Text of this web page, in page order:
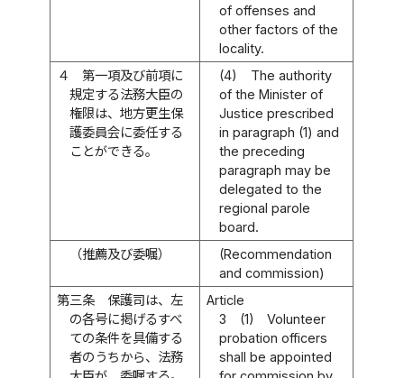
of offenses and
other factors of the
locality.
４
第一項及び前項に
規定する法務大臣の
権限は、地方更生保
護委員会に委任する
ことができる。
(4)
The authority
of the Minister of
Justice prescribed
in paragraph (1) and
the preceding
paragraph may be
delegated to the
regional parole
board.
（推薦及び委嘱）
(Recommendation
and commission)
第三条
保護司は、左
の各号に掲げるすべ
ての条件を具備する
者のうちから、法務
Article
3
(1)
Volunteer
probation officers
shall be appointed